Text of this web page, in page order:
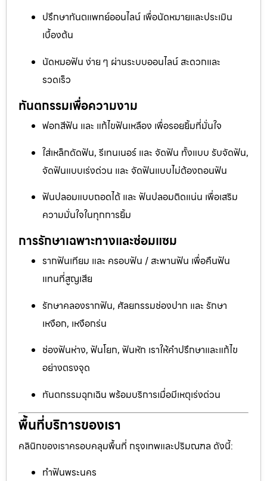
ปรึกษาทันตแพทย์ออนไลน์ เพื่อนัดหมายและประเมิน
เบื้องต้น
นัดหมอฟัน ง่าย ๆ ผ่านระบบออนไลน์ สะดวกและ
รวดเร็ว
ทันตกรรมเพื่อความงาม
ฟอกสีฟัน และ แก้ไขฟันเหลือง เพื่อรอยยิ้มที่มั่นใจ
ใส่เหล็กดัดฟัน, รีเทนเนอร์ และ จัดฟัน ทั้งแบบ รับจัดฟัน,
จัดฟันแบบเร่งด่วน และ จัดฟันแบบไม่ต้องถอนฟัน
ฟันปลอมแบบถอดได้ และ ฟันปลอมติดแน่น เพื่อเสริม
ความมั่นใจในทุกการยิ้ม
การรักษาเฉพาะทางและซ่อมแซม
รากฟันเทียม และ ครอบฟัน / สะพานฟัน เพื่อคืนฟัน
แทนที่สูญเสีย
รักษาคลองรากฟัน, ศัลยกรรมช่องปาก และ รักษา
เหงือก, เหงือกร่น
ช่องฟันห่าง, ฟันโยก, ฟันหัก เราให้คำปรึกษาและแก้ไข
อย่างตรงจุด
ทันตกรรมฉุกเฉิน พร้อมบริการเมื่อมีเหตุเร่งด่วน
พื้นที่บริการของเรา
คลินิกของเราครอบคลุมพื้นที่ กรุงเทพและปริมณฑล ดังนี้:
ทำฟันพระนคร